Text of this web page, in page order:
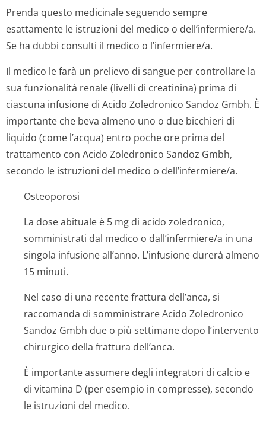
Prenda questo medicinale seguendo sempre
esattamente le istruzioni del medico o dell’infermi­ere/a.
Se ha dubbi consulti il medico o l’infermiere/a.
Il medico le farà un prelievo di sangue per controllare la
sua funzionalità renale (livelli di creatinina) prima di
ciascuna infusione di Acido Zoledronico Sandoz Gmbh. È
importante che beva almeno uno o due bicchieri di
liquido (come l’acqua) entro poche ore prima del
trattamento con Acido Zoledronico Sandoz Gmbh,
secondo le istruzioni del medico o dell’infermi­ere/a.
Osteoporosi
La dose abituale è 5 mg di acido zoledronico,
somministrati dal medico o dall’infermiere/a in una
singola infusione all’anno. L’infusione durerà almeno
15 minuti.
Nel caso di una recente frattura dell’anca, si
raccomanda di somministrare Acido Zoledronico
Sandoz Gmbh due o più settimane dopo l’intervento
chirurgico della frattura dell’anca.
È importante assumere degli integratori di calcio e
di vitamina D (per esempio in compresse), secondo
le istruzioni del medico.